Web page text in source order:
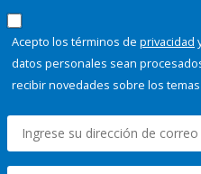
Acepto los términos de privacidad
datos personales sean
recibir novedades sobre los